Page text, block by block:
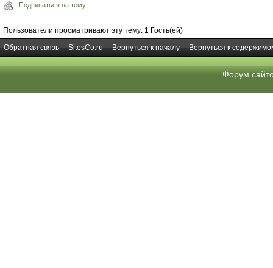
Подписаться на тему
Пользователи просматривают эту тему: 1 Гость(ей)
Обратная связь
SitesCo.ru Вернуться к началу Вернуться к
Форум